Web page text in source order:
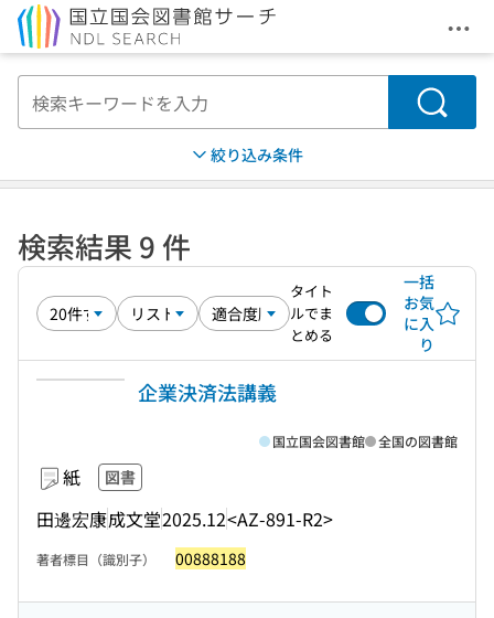
メ
検索
絞り込み条件
検索結果 9 件
タイト
ルでま
とめる
一括
お気
に入
り
企業決済法講義
紙 図書
田邊宏康成文堂2025.12<AZ-891-R2>
国立国会図書館 全国の図書館
著者標目（識別子） 00888188